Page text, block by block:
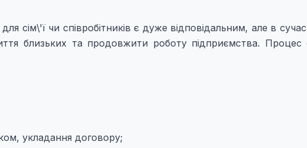
сім\'ї чи співробітників є дуже відповідальним, але в
близьких та продовжити роботу підприємства. Процес
укладання договору;